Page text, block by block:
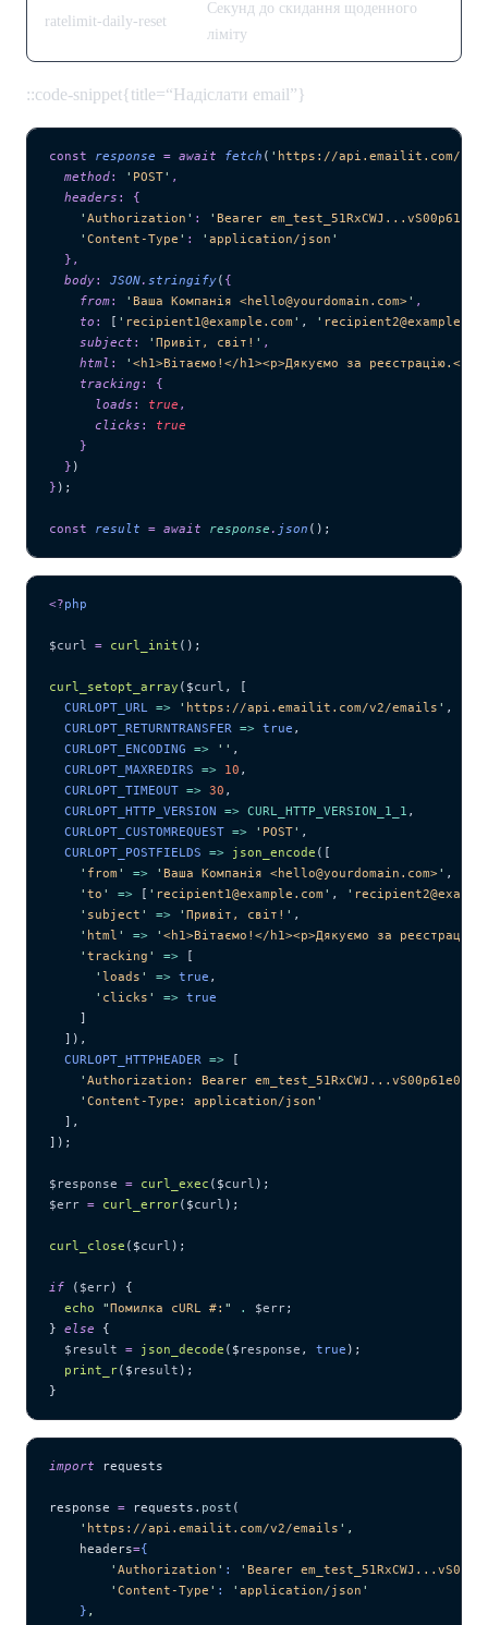
ratelimit-daily-reset
Секунд до скидання щоденного
ліміту
::code-snippet{title=“Надіслати email”}
const response = await fetch ( ' https://api.emailit.com/v2/
  method
: ' POST' ,
  headers
:
{
    '
Authorization ' : ' Bearer
    '
Content-Type ' : ' application/json '
  },
  body
: JSON. stringify( {
    from
: ' Ваша Компанія <hello@yourdomain.com>' ,
    to
: [ ' recipient1@example.com ' , '
    subject
: ' Привіт, світ! ' ,
    html
: ' <h1>Вітаємо!</h1><p>Дякуємо за реєстрацію.</p>
    tracking
:
{
      loads
: true ,
      clicks
:
true
    }
  }
)
} );
const result = await response . json ();
<?php
$curl = curl_init ();
curl_setopt_array ($curl ,
[
  CURLOPT_URL
=> ' https://api.emailit.com/v2/emails ' ,
  CURLOPT_RETURNTRANSFER
=> true ,
  CURLOPT_ENCODING
=> '' ,
  CURLOPT_MAXREDIRS
=> 10 ,
  CURLOPT_TIMEOUT
=> 30 ,
  CURLOPT_HTTP_VERSION
=> CURL_HTTP_VERSION_1_1 ,
  CURLOPT_CUSTOMREQUEST
=> ' POST' ,
  CURLOPT_POSTFIELDS
=> json_encode ([
    '
from ' => ' Ваша Компанія <hello@yourdomain.com>' ,
    '
to ' => [ ' recipient1@example.com ' , '
    '
subject ' => ' Привіт, світ! ' ,
    '
html ' => ' <h1>Вітаємо!</h1><p>Дякуємо за
    '
tracking ' => [
      '
loads ' => true ,
      '
clicks ' => true
    ]
  ]),
  CURLOPT_HTTPHEADER
=> [
    '
Authorization: Bearer em_test_51RxCWJ...vS00p61e0qRE
    '
Content-Type: application/json '
  ],
]);
$response = curl_exec ($curl );
$err = curl_error($curl );
curl_close ($curl );
if ( $err) {
  echo
"Помилка cURL #: " . $err;
} else {
  $result
= json_decode ($ response , true );
  print_r
($ result );
}
import requests
response = requests. post (
    '
https://api.emailit.com/v2/emails ' ,
    headers
={
        '
Authorization ' : ' Bearer
        '
Content-Type ' : ' application/json '
    }
,